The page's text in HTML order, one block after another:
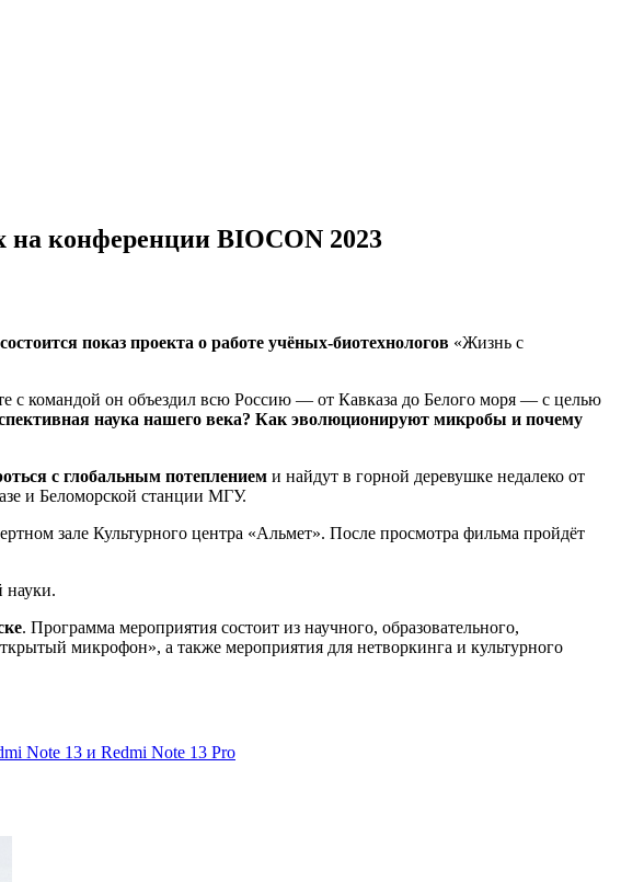
на конференции BIOCON 2023
показ проекта о работе учёных-биотехнологов «Жизнь с
командой он объездил всю Россию — от Кавказа до Белого моря — с целью
наука нашего века? Как эволюционируют микробы и почему
с глобальным потеплением и найдут в горной деревушке недалеко от
и Беломорской станции МГУ.
зале Культурного центра «Альмет». После просмотра фильма пройдёт
науки.
. Программа мероприятия состоит из научного, образовательного,
микрофон», а также мероприятия для нетворкинга и культурного
Note 13 и Redmi Note 13 Pro